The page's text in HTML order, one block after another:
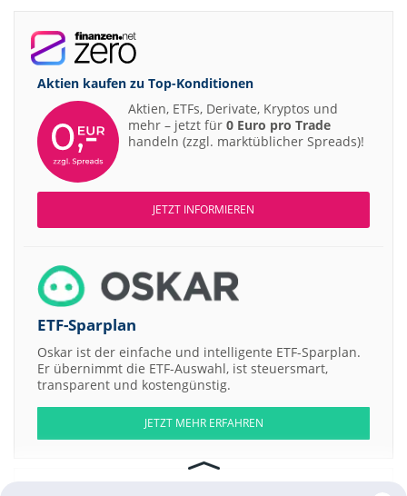
Aktien kaufen zu Top-Konditionen
Aktien, ETFs, Derivate, Kryptos und
mehr – jetzt für 0 Euro pro Trade
handeln (zzgl. marktüblicher Spreads)!
JETZT INFORMIEREN
ETF-Sparplan
Oskar ist der einfache und intelligente ETF-Sparplan.
Er übernimmt die ETF-Auswahl, ist steuersmart,
transparent und kostengünstig.
JETZT MEHR ERFAHREN